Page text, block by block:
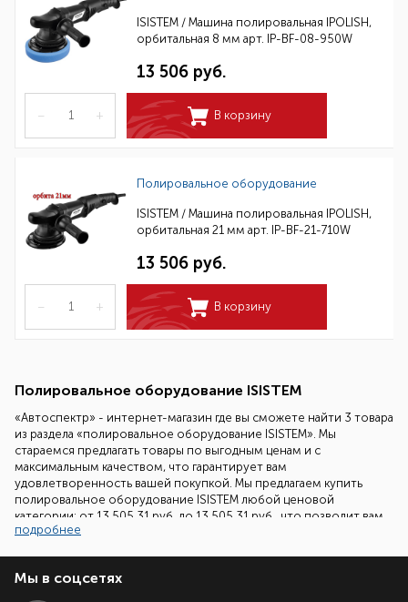
ISISTEM / Машина полировальная IPOLISH,
орбитальная 8 мм арт. IP-BF-08-950W
13 506 руб.
– + В корзину
Полировальное оборудование
ISISTEM / Машина полировальная IPOLISH,
орбитальная 21 мм арт. IP-BF-21-710W
13 506 руб.
– + В корзину
Полировальное оборудование ISISТEM
«Автоспектр» - интернет-магазин где вы сможете найти 3 товара
из раздела «полировальное оборудование ISISТEM». Мы
стараемся предлагать товары по выгодным ценам и с
максимальным качеством, что гарантирует вам
удовлетворенность вашей покупкой. Мы предлагаем купить
полировальное оборудование ISISТEM любой ценовой
категории: от 13 505.31 руб. до 13 505.31 руб., что позволит вам
сделать выбор ориентированный на ваш бюджет.
Наши специалисты всегда готовы помочь вам подобрать
необходимый товар. Все что вам надо сделать - это позвонить
подробнее
Мы в соцсетях